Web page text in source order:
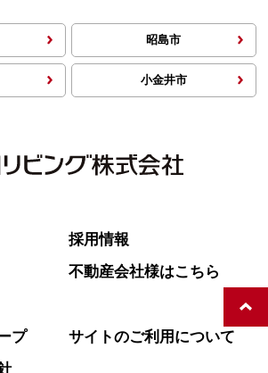
昭島市
小金井市
採用情報
不動産会社様はこちら
プ
サイトのご利用について